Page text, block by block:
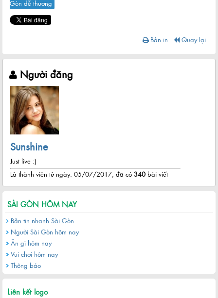
Gòn dễ thương
Bản in Quay lại
Người đăng
Sunshine
Just live :)
Là thành viên từ ngày: 05/07/2017, đã có 340 bài viết
SÀI GÒN HÔM NAY
Bản tin nhanh Sài Gòn
Người Sài Gòn hôm nay
Ăn gì hôm nay
Vui chơi hôm nay
Thông báo
Liên kết logo